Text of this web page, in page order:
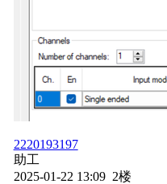
2220193197
助工
2025-01-22 13:09 2楼